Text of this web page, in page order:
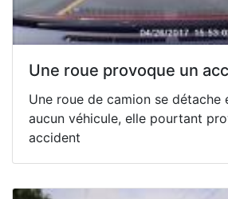
Une roue provoque un
Une roue de camion se détache
aucun véhicule, elle pourtant
accident